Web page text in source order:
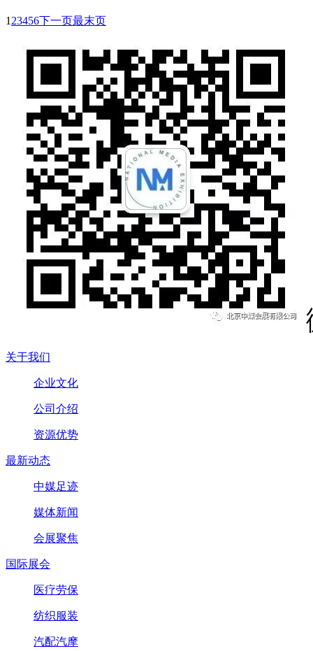
1 23456下一页最末页
关于我们
企业文化
公司介绍
资源优势
最新动态
中媒足迹
媒体新闻
会展聚焦
国际展会
医疗劳保
纺织服装
汽配汽摩